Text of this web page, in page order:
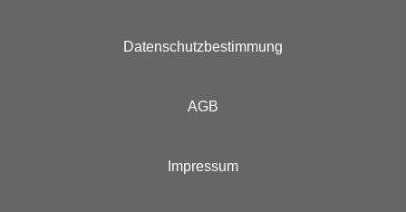
Datenschutzbestimmung
AGB
Impressum